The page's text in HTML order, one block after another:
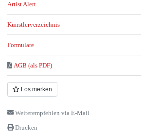
Artist Alert
Künstlerverzeichnis
Formulare
AGB (als PDF)
Los merken
Weiterempfehlen via E-Mail
Drucken